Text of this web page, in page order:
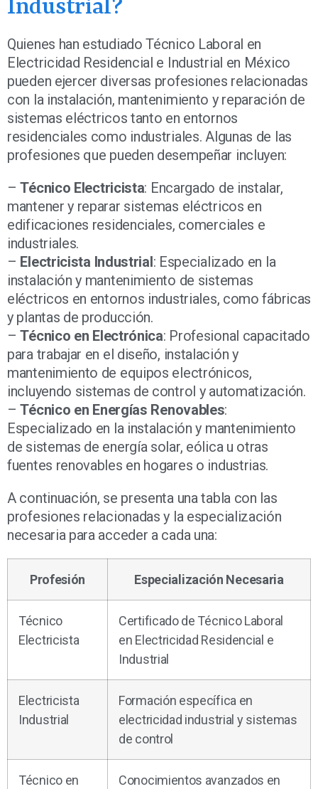
Industrial?
Quienes han estudiado Técnico Laboral en
Electricidad Residencial e Industrial en México
pueden ejercer diversas profesiones relacionadas
con la instalación, mantenimiento y reparación de
sistemas eléctricos tanto en entornos
residenciales como industriales. Algunas de las
profesiones que pueden desempeñar incluyen:
–Técnico Electricista: Encargado de instalar,
mantener y reparar sistemas eléctricos en
edificaciones residenciales, comerciales e
industriales.
– Electricista Industrial: Especializado en la
instalación y mantenimiento de sistemas
eléctricos en entornos industriales, como fábricas
y plantas de producción.
–Técnico en Electrónica: Profesional capacitado
para trabajar en el diseño, instalación y
mantenimiento de equipos electrónicos,
incluyendo sistemas de control y automatización.
–Técnico en Energías Renovables:
Especializado en la instalación y mantenimiento
de sistemas de energía solar, eólica u otras
fuentes renovables en hogares o industrias.
A continuación, se presenta una tabla con las
profesiones relacionadas y la especialización
necesaria para acceder a cada una:
Profesión Especialización Necesaria
Técnico
Electricista
Certificado de Técnico Laboral
en Electricidad Residencial e
Industrial
Electricista
Industrial
Formación específica en
electricidad industrial y sistemas
de control
Técnico en
Conocimientos avanzados en